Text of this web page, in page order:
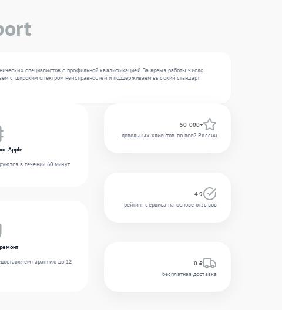
специалистов с профильной квалификацией. За время работы число
с широким спектром неисправностей и поддерживаем высокий стандарт
Apple
в течении 60 минут.
гарантию до 12
50 000+
довольных клиентов по всей России
4.9
рейтинг сервиса на основе отзывов
0 ₽
бесплатная доставка